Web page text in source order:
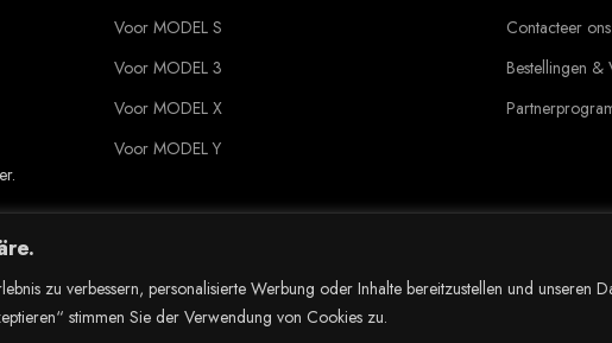
zu verbessern, personalisierte Werbung oder Inhalte bereitzustellen und unseren
stimmen Sie der Verwendung von Cookies zu.
Voor MODEL S
Voor MODEL 3
Voor MODEL X
Voor MODEL Y
Contacteer ons
Bestellingen &